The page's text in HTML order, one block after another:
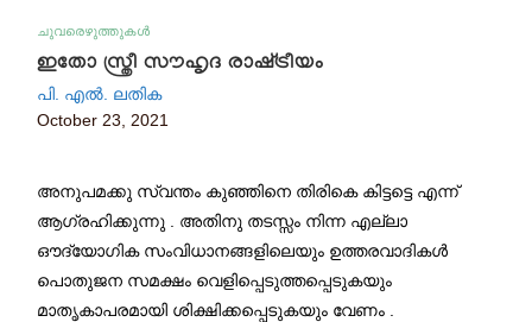
ചുവരെഴുത്തുകൾ
ഇതോ സ്ത്രീ സൗഹൃദ രാഷ്‌ട്രീയം
പി. എൽ. ലതിക
October 23, 2021
അനുപമക്കു സ്വന്തം കുഞ്ഞിനെ തിരികെ കിട്ടട്ടെ എന്ന്
ആഗ്രഹിക്കുന്നു . അതിനു തടസ്സം നിന്ന എല്ലാ
ഔദ്യോഗിക സംവിധാനങ്ങളിലെയും ഉത്തരവാദികൾ
പൊതുജന സമക്ഷം വെളിപ്പെടുത്തപ്പെടുകയും
മാതൃകാപരമായി ശിക്ഷിക്കപ്പെടുകയും വേണം .